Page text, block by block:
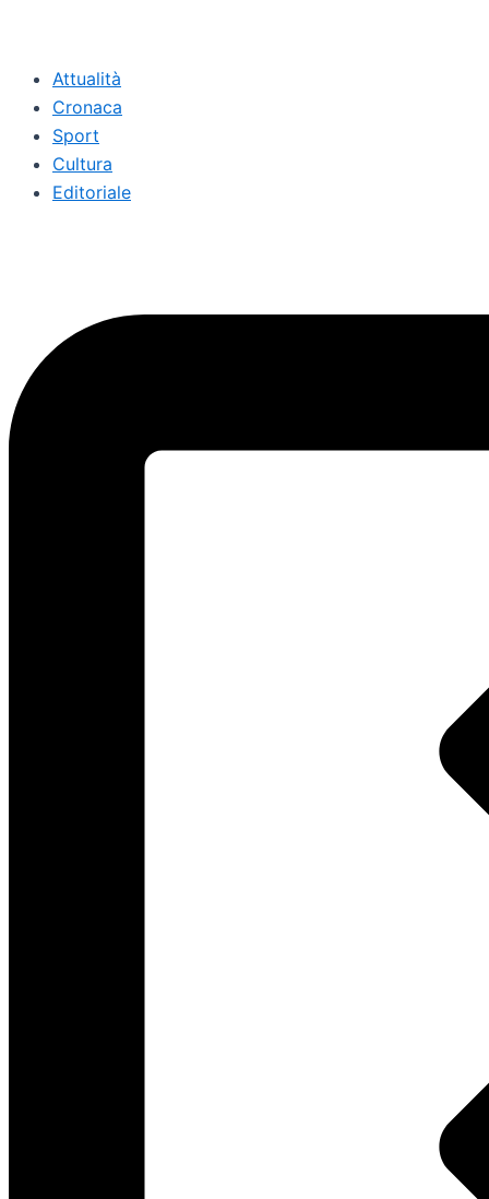
Attualità
Cronaca
Sport
Cultura
Editoriale